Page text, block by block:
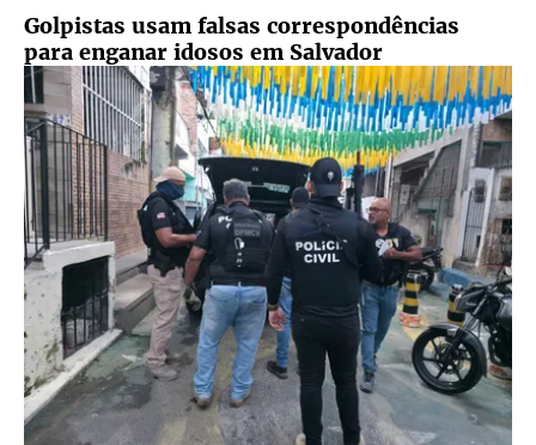
Golpistas usam falsas correspondências
para enganar idosos em Salvador